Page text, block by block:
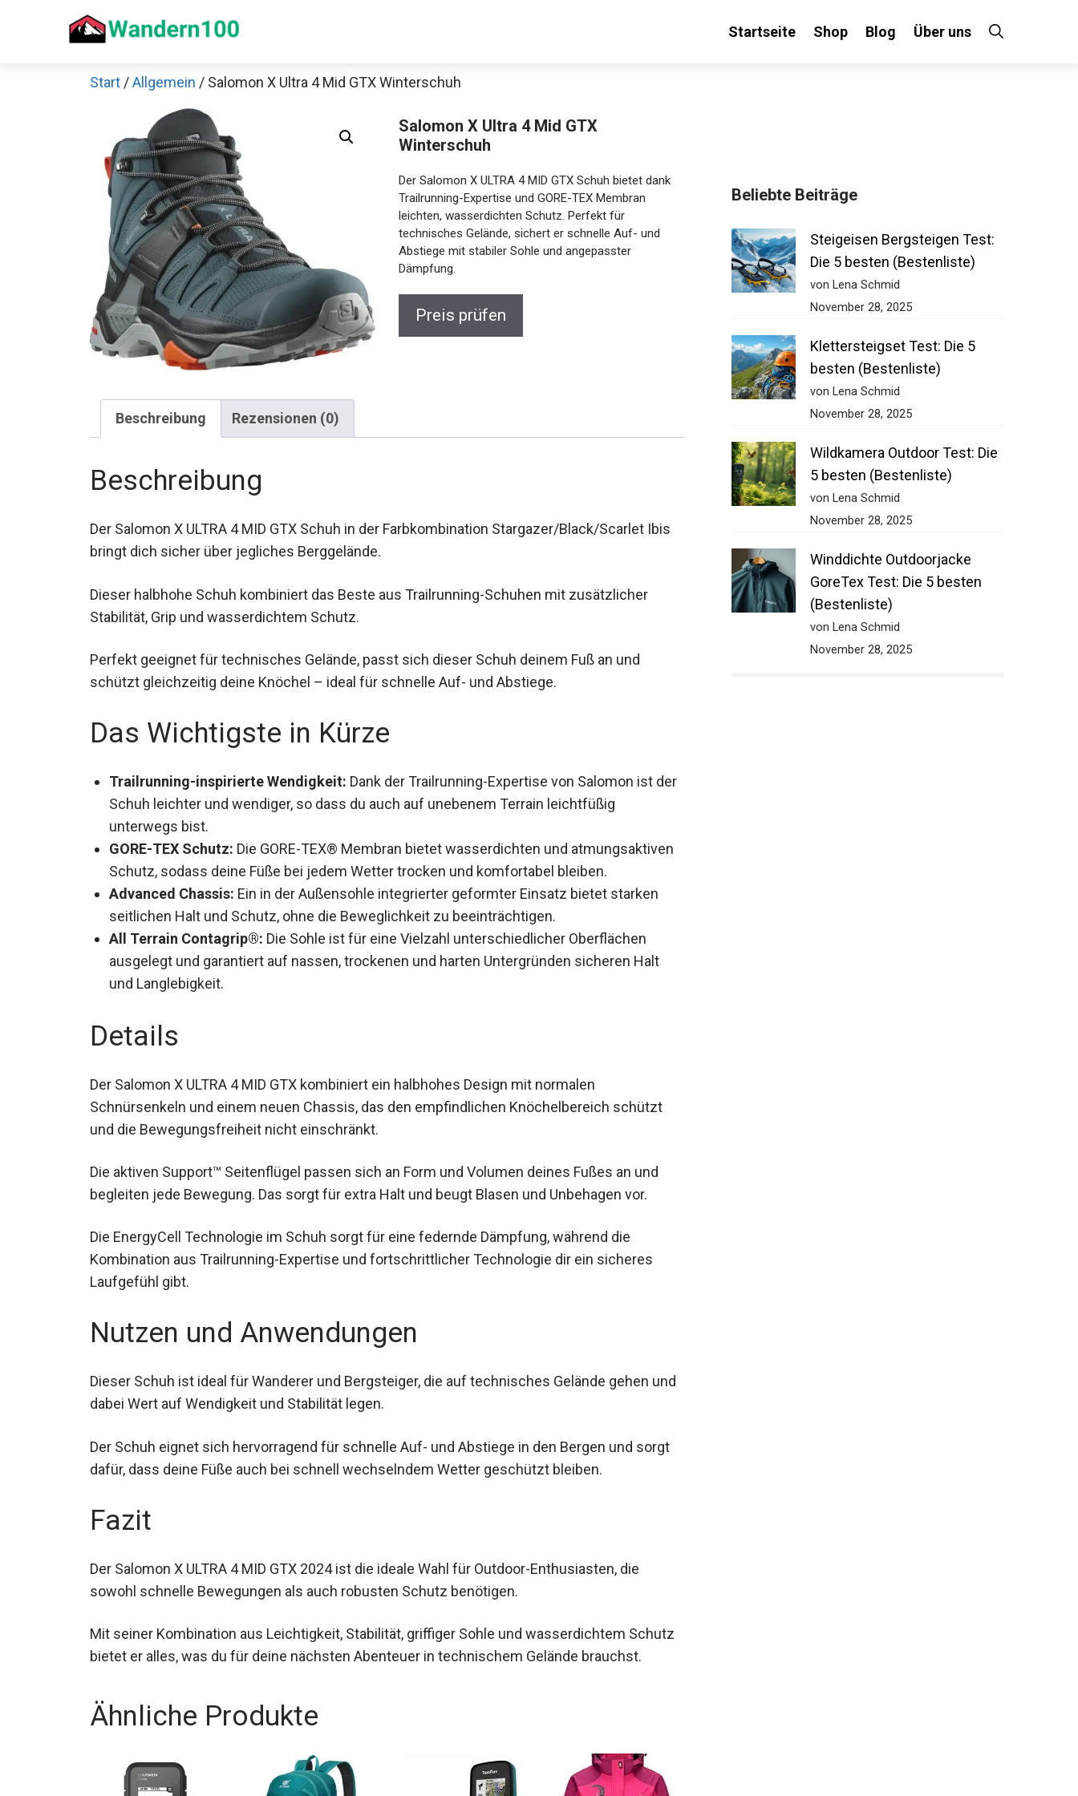
Startseite Shop Blog Über uns
Start /Allgemein / Salomon X Ultra 4 Mid GTX Winterschuh
Salomon X Ultra 4 Mid GTX
Winterschuh
Der Salomon X ULTRA 4 MID GTX Schuh bietet dank
Trailrunning-Expertise und GORE-TEX Membran
leichten, wasserdichten Schutz. Perfekt für
technisches Gelände, sichert er schnelle Auf- und
Abstiege mit stabiler Sohle und angepasster
Dämpfung.
Preis prüfen
Beschreibung Rezensionen (0)
Beschreibung
Der Salomon X ULTRA 4 MID GTX Schuh in der Farbkombination Stargazer/Black/Scarlet Ibis
bringt dich sicher über jegliches Berggelände.
Dieser halbhohe Schuh kombiniert das Beste aus Trailrunning-Schuhen mit zusätzlicher
Stabilität, Grip und wasserdichtem Schutz.
Perfekt geeignet für technisches Gelände, passt sich dieser Schuh deinem Fuß an und
schützt gleichzeitig deine Knöchel – ideal für schnelle Auf- und Abstiege.
Das Wichtigste in Kürze
Trailrunning-inspirierte Wendigkeit: Dank der Trailrunning-Expertise von Salomon ist
der Schuh leichter und wendiger, so dass du auch auf unebenem Terrain leichtfüßig
unterwegs bist.
GORE-TEX Schutz: Die GORE-TEX® Membran bietet wasserdichten und atmungsaktiven
Schutz, sodass deine Füße bei jedem Wetter trocken und komfortabel bleiben.
Advanced Chassis: Ein in der Außensohle integrierter geformter Einsatz bietet starken
seitlichen Halt und Schutz, ohne die Beweglichkeit zu beeinträchtigen.
All Terrain Contagrip®: Die Sohle ist für eine Vielzahl unterschiedlicher Oberflächen
ausgelegt und garantiert auf nassen, trockenen und harten Untergründen sicheren Halt
und Langlebigkeit.
Details
Der Salomon X ULTRA 4 MID GTX kombiniert ein halbhohes Design mit normalen
Schnürsenkeln und einem neuen Chassis, das den empfindlichen Knöchelbereich schützt
und die Bewegungsfreiheit nicht einschränkt.
Die aktiven Support™ Seitenflügel passen sich an Form und Volumen deines Fußes an und
begleiten jede Bewegung. Das sorgt für extra Halt und beugt Blasen und Unbehagen vor.
Die EnergyCell Technologie im Schuh sorgt für eine federnde Dämpfung, während die
Kombination aus Trailrunning-Expertise und fortschrittlicher Technologie dir ein sicheres
Laufgefühl gibt.
Nutzen und Anwendungen
Dieser Schuh ist ideal für Wanderer und Bergsteiger, die auf technisches Gelände gehen
und dabei Wert auf Wendigkeit und Stabilität legen.
Der Schuh eignet sich hervorragend für schnelle Auf- und Abstiege in den Bergen und sorgt
dafür, dass deine Füße auch bei schnell wechselndem Wetter geschützt bleiben.
Fazit
Der Salomon X ULTRA 4 MID GTX 2024 ist die ideale Wahl für Outdoor-Enthusiasten, die
sowohl schnelle Bewegungen als auch robusten Schutz benötigen.
Mit seiner Kombination aus Leichtigkeit, Stabilität, griffiger Sohle und wasserdichtem Schutz
bietet er alles, was du für deine nächsten Abenteuer in technischem Gelände brauchst.
Ähnliche Produkte
Beliebte Beiträge
Steigeisen Bergsteigen Test:
Die 5 besten (Bestenliste)
von Lena Schmid
November 28, 2025
Klettersteigset Test: Die 5
besten (Bestenliste)
von Lena Schmid
November 28, 2025
Wildkamera Outdoor Test: Die
5 besten (Bestenliste)
von Lena Schmid
November 28, 2025
Winddichte Outdoorjacke
GoreTex Test: Die 5 besten
(Bestenliste)
von Lena Schmid
November 28, 2025
Jetzt anschauen